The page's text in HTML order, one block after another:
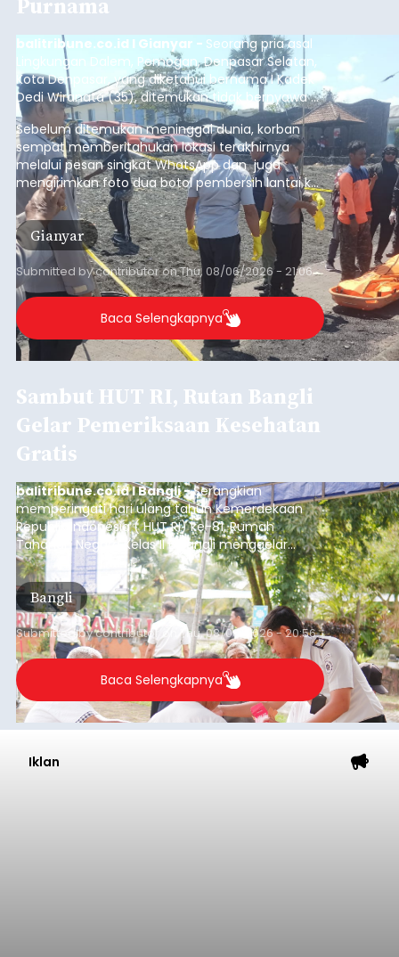
balitribune.co.id I Gianyar - Seorang pria asal
Lingkungan Dalem, Pemogan, Denpasar Selatan,
Kota Denpasar, yang diketahui bernama I Kadek
Dedi Wiranata (35), ditemukan tidak bernyawa di
pesisir Pantai Purnama, Sukawati.
Sebelum ditemukan meninggal dunia, korban
sempat memberitahukan lokasi terakhirnya
melalui pesan singkat WhatsApp dan juga
mengirimkan foto dua botol pembersih lantai ke
istrinya.
Gianyar
Submitted bycontributoronThu, 08/06/2026 - 21:06
Baca Selengkapnya
Sambut HUT RI, Rutan Bangli
Gelar Pemeriksaan Kesehatan
Gratis
balitribune.co.id I Bangli -Serangkian
memperingati hari ulang tahun Kemerdekaan
Republik Indonesia ( HUT RI) ke-81, Rumah
Tahanan Negara Kelas II B Bangli menggelar
kegiatan pemeriksaan kesehatan gratis, Rabu
(6/8/2026).
Bangli
Submitted bycontributor Thu, 08/06/2026 - 20:56
Baca Selengkapnya
Iklan